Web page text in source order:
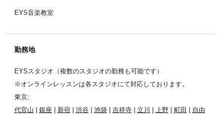
EYS音楽教室
勤務地
EYSスタジオ（複数のスタジオの勤務も可能です）
※オンラインレッスンは各スタジオにて対応しております。
東京:
代官山 | 銀座| 新宿| 渋谷| 池袋| 吉祥寺| 立川 | 上野| 町田 | 自由